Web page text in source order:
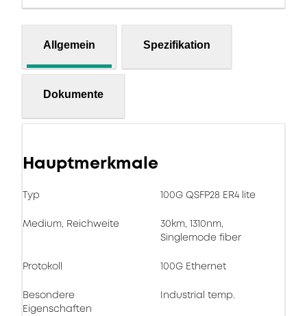
Allgemein Spezifikation
Dokumente
Hauptmerkmale
Typ 100G QSFP28 ER4 lite
Medium, Reichweite
30km, 1310nm,
Singlemode fiber
Protokoll 100G Ethernet
Besondere
Eigenschaften
Industrial temp.